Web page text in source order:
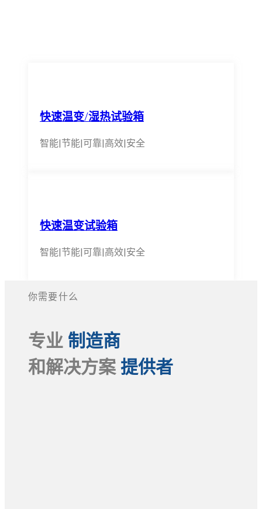
快速温变/湿热试验箱
智能|节能|可靠|高效|安全
快速温变试验箱
智能|节能|可靠|高效|安全
你需要什么
专业制造商
和解决方案提供者